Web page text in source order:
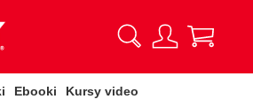
Ebooki Kursy video